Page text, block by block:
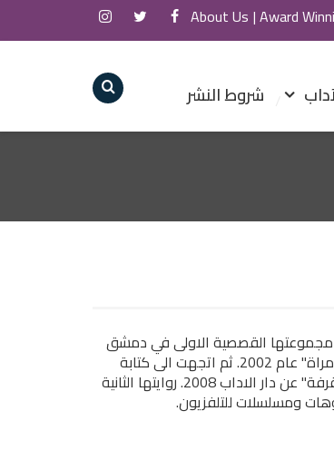
Award
About Us
شروط النشر
نشرت مجموعتها القصصية الاولى في دمشق
عام 1999 بعنوان "باقة خريف" ثم لحقتها بمجموعة اخرى بعنوان "مفردات امراة" عام 2002. ثم اتجهت الى كتابة
الرواية فنشرت ثلاث روايات "طفلة السماء" 2002، "صلصال" 2005 و"رائحة القرفة" عن دار الاداب 2008. روايتها الثانية